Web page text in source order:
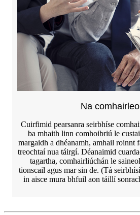
Na
Cuirfimid pearsanra seirbhíse
ba mhaith linn comhoibriú le
margaidh a dhéanamh, amhail roinnt
treochtaí nua táirgí. Déanaimid
tagartha, comhairliúchán le
tionscail agus mar sin de. (Tá
in aisce mura bhfuil aon táillí